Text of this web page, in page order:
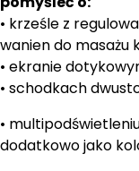
• krześle z
wanien do masażu
• ekranie
• schodkach
•
dodatkowo jako